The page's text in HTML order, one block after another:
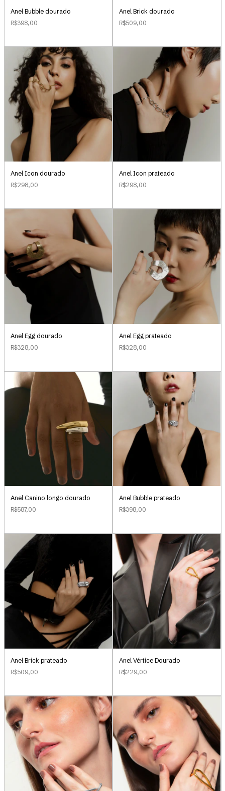
Anel Bubble dourado
R$398,00
Anel Brick dourado
R$509,00
Anel Icon dourado
R$298,00
Anel Icon prateado
R$298,00
Anel Egg dourado
R$328,00
Anel Egg prateado
R$328,00
Anel Canino longo dourado
R$587,00
Anel Bubble prateado
R$398,00
Anel Brick prateado
R$509,00
Anel Vértice Dourado
R$229,00